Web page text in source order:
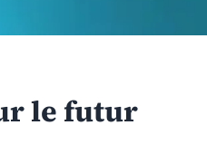
le futur